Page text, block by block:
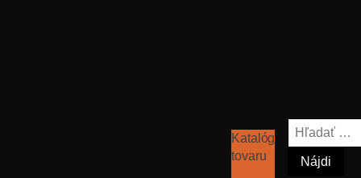
Katalóg
tovaru
Hľadať: